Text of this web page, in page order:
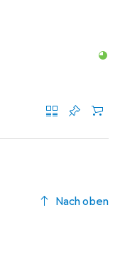
Nach oben